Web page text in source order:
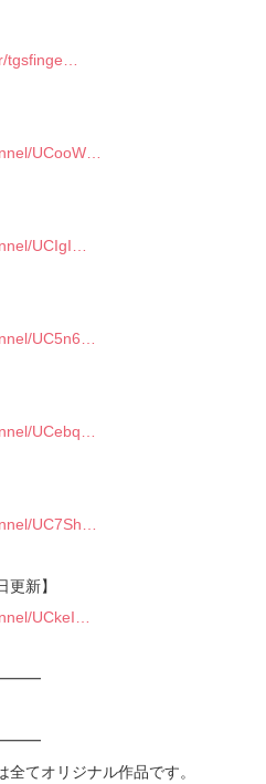
tgsfinge…
UCooW…
UCIgI…
UC5n6…
UCebq…
UC7Sh…
新】
UCkeI…
全てオリジナル作品です。